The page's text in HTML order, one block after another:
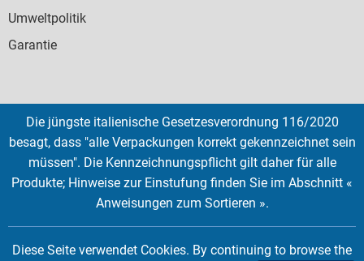
Umweltpolitik
Garantie
SOCIAL
ICONS
English French Deutsch Italian Español
Copyright © 2026 EMTEC, All rights reserved.
EMTEC® IS A REGISTERED TRADEMARK OF THE DEXXON GROUP.
Die jüngste italienische Gesetzesverordnung 116/2020
besagt, dass "alle Verpackungen korrekt gekennzeichnet sein
müssen". Die Kennzeichnungspflicht gilt daher für alle
Produkte; Hinweise zur Einstufung finden Sie im Abschnitt «
Anweisungen zum Sortieren ».
Diese Seite verwendet Cookies. By continuing to browse the